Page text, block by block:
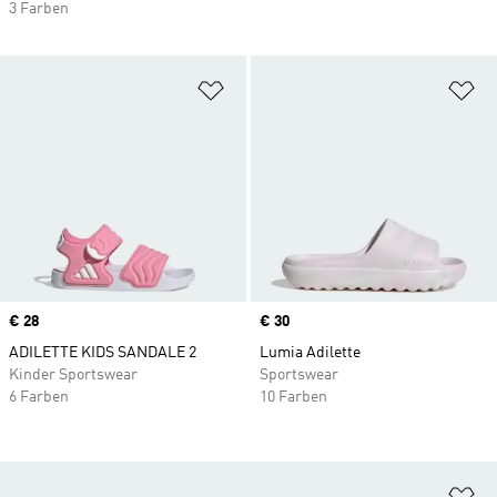
3 Farben
Price
€ 28
ADILETTE KIDS SANDALE 2
Kinder Sportswear
6 Farben
Price
€ 30
Lumia Adilette
Sportswear
10 Farben